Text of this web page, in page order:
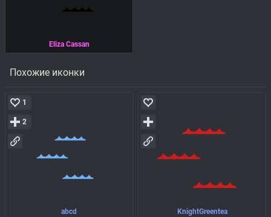
Eliza Cassan
Похожие иконки
abcd
1
2
KnightGreentea